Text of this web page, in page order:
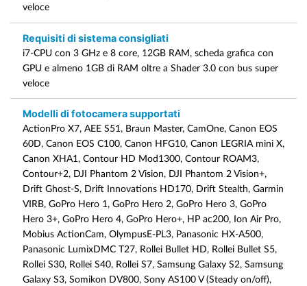
veloce
Requisiti di sistema consigliati
i7-CPU con 3 GHz e 8 core, 12GB RAM, scheda grafica con
GPU e almeno 1GB di RAM oltre a Shader 3.0 con bus super
veloce
Modelli di fotocamera supportati
ActionPro X7, AEE S51, Braun Master, CamOne, Canon EOS
60D, Canon EOS C100, Canon HFG10, Canon LEGRIA mini X,
Canon XHA1, Contour HD Mod1300, Contour ROAM3,
Contour+2, DJI Phantom 2 Vision, DJI Phantom 2 Vision+,
Drift Ghost-S, Drift Innovations HD170, Drift Stealth, Garmin
VIRB, GoPro Hero 1, GoPro Hero 2, GoPro Hero 3, GoPro
Hero 3+, GoPro Hero 4, GoPro Hero+, HP ac200, Ion Air Pro,
Mobius ActionCam, OlympusE-PL3, Panasonic HX-A500,
Panasonic LumixDMC T27, Rollei Bullet HD, Rollei Bullet S5,
Rollei S30, Rollei S40, Rollei S7, Samsung Galaxy S2, Samsung
Galaxy S3, Somikon DV800, Sony AS100 V (Steady on/off),